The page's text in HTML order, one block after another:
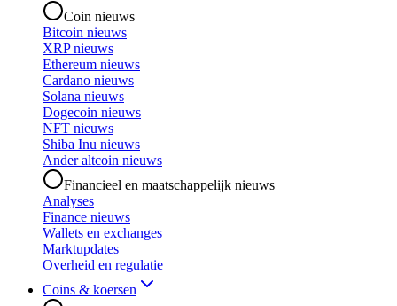
Coin nieuws
Bitcoin nieuws
XRP nieuws
Ethereum nieuws
Cardano nieuws
Solana nieuws
Dogecoin nieuws
NFT nieuws
Shiba Inu nieuws
Ander altcoin nieuws
Financieel en maatschappelijk nieuws
Analyses
Finance nieuws
Wallets en exchanges
Marktupdates
Overheid en regulatie
Coins & koersen